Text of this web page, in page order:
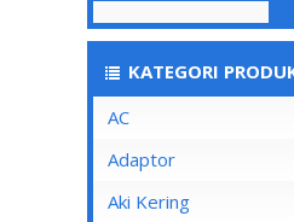
KATEGORI
AC
Adaptor
Aki Kering